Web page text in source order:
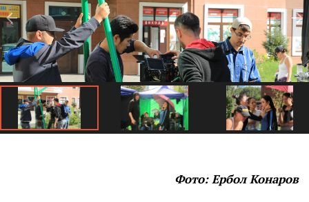
Фото: Ербол Конаров